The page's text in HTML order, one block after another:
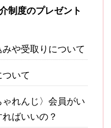
制度のプレゼント
や受取りについて
いて
れんじ〉会員がい
ばいいの？